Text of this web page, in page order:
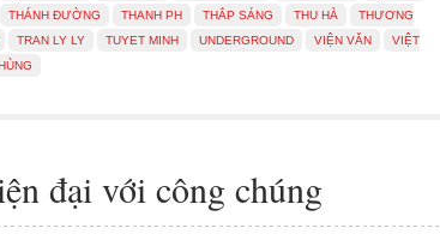
THÁNH ĐƯỜNG THANH PH THẮP SÁNG THU HÀ
THƯƠNG
TRAN LY LY TUYET MINH UNDERGROUND VIỆN VĂN
VIỆT
đại với công chúng